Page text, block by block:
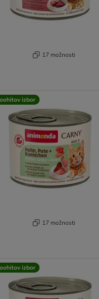
17 možnosti
izbor
17 možnosti
izbor